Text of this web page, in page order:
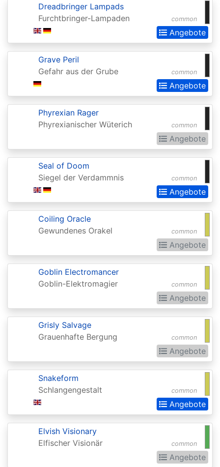
for
Zendikar
Battlebond
Beta
Betrayers
Bloomburrow
Bloomburrow:
Born
Gods
Promos
Champions
Kamigawa
Champs
States
Promos
Chronicles
common
Dreadbringer Lampads
Furchtbringer-Lampaden
Angebote
common
Grave Peril
Gefahr aus der Grube
Angebote
common
Phyrexian Rager
Phyrexianischer Wüterich
Angebote
common
Seal of Doom
Siegel der Verdammnis
Angebote
common
Coiling Oracle
Gewundenes Orakel
Angebote
common
Goblin Electromancer
Goblin-Elektromagier
Angebote
common
Grisly Salvage
Grauenhafte Bergung
Angebote
common
Snakeform
Schlangengestalt
Angebote
common
Elvish Visionary
Elfischer Visionär
Angebote